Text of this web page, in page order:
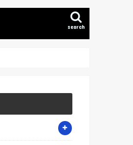
search